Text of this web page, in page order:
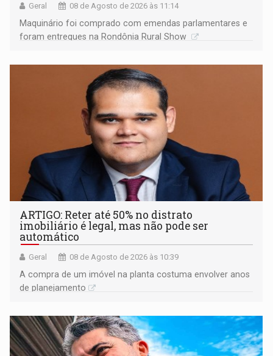
Geral 08 de Agosto de 2026 às 11:14
Maquinário foi comprado com emendas parlamentares e
foram entregues na Rondônia Rural Show
ARTIGO: Reter até 50% no distrato
imobiliário é legal, mas não pode ser
automático
Geral 08 de Agosto de 2026 às 10:39
A compra de um imóvel na planta costuma envolver anos
de planejamento